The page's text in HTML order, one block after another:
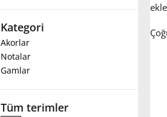
Deutsch
Español
Kategori
Akorlar
Notalar
Gamlar
Tüm terimler